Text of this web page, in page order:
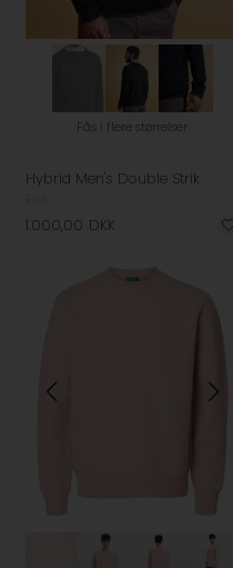
Fås i flere størrelser
Hybrid Men's Double Strik
1.000,00 DKK